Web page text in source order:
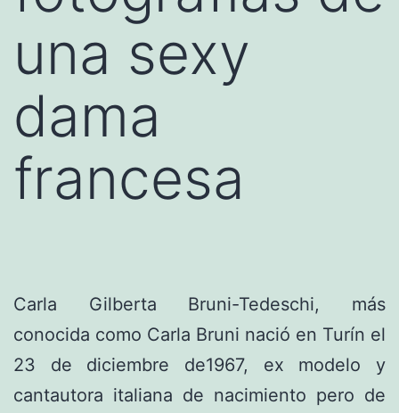
una sexy
dama
francesa
Carla Gilberta Bruni-Tedeschi, más
conocida como Carla Bruni nació en Turín el
23 de diciembre de1967, ex modelo y
cantautora italiana de nacimiento pero de